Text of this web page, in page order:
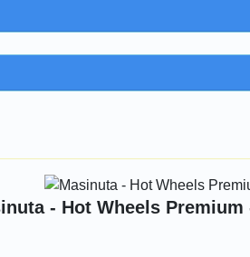
- Hot Wheels